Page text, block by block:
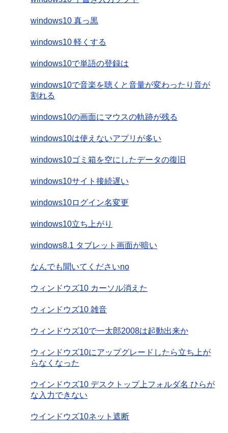
windows10 真っ黒
windows10 軽くする
windows10で単語の登録は
windows10で音楽を聴くと音量が変わったり音が
割れる
windows10の画面にマウスの軌跡が残る
windows10は使えないアプリが多い
windows10ゴミ箱を空にしたデータの復旧
windows10サイト接続遅い
windows10ログイン名変更
windows10立ち上がり
windows8.1 タブレット画面が暗い
なんでも聞いてくださいno
ウィンドウズ10 カーソル消えた
ウィンドウズ10 雑音
ウィンドウズ10で一太郎2008は起動出来か
ウィンドウズ10にアップグレードしたら立ち上が
らなくなった
ウインドウズ10 デスクトップ上フォルダ名 ひらが
な入力できない
ウインドウズ10ネット遮断